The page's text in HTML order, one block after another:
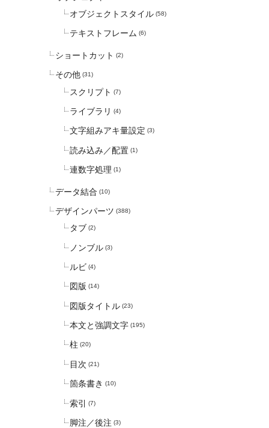
オブジェクトスタイル (58)
テキストフレーム (6)
ショートカット (2)
その他 (31)
スクリプト (7)
ライブラリ (4)
文字組みアキ量設定 (3)
読み込み／配置 (1)
連数字処理 (1)
データ結合 (10)
デザインパーツ (388)
タブ (2)
ノンブル (3)
ルビ (4)
図版 (14)
図版タイトル (23)
本文と強調文字 (195)
柱 (20)
目次 (21)
箇条書き (10)
索引 (7)
脚注／後注 (3)